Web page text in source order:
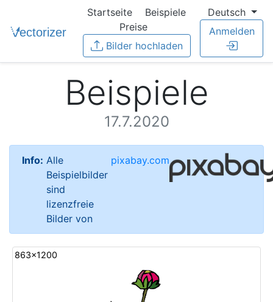
Startseite
Beispiele
Preise
Bilder hochladen
Deutsch
Anmelden
Beispiele
17.7.2020
Info: Alle
Beispielbilder
sind
lizenzfreie
Bilder von
pixabay.com
863x1200